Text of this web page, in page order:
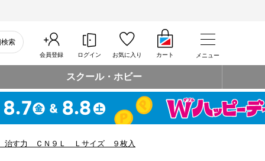
索
会員登録 ログイン お気に入り カート メニュー
スクール・ホビー
治す力 ＣＮ９Ｌ Ｌサイズ ９枚入